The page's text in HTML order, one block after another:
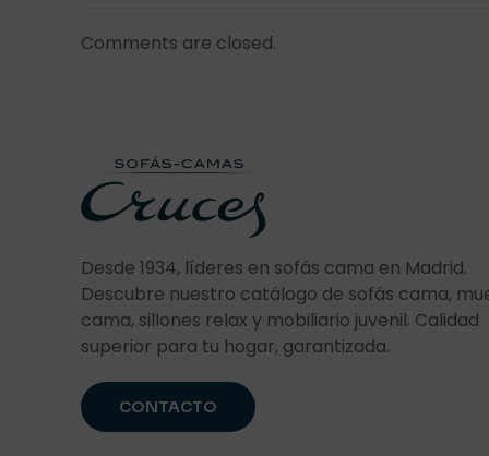
Comments are closed.
Desde 1934, líderes en sofás cama en Madrid.
Descubre nuestro catálogo de sofás cama,
cama, sillones relax y mobiliario juvenil. Calidad
superior para tu hogar, garantizada.
CONTACTO